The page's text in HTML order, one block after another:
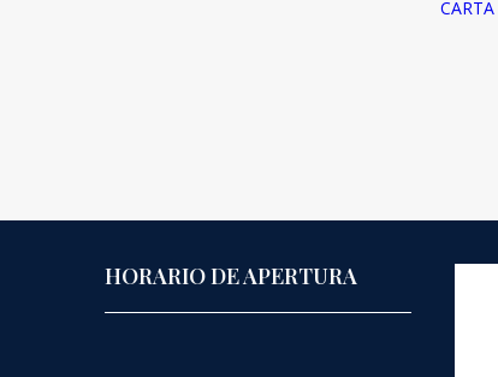
CARTA
HORARIO DE APERTURA